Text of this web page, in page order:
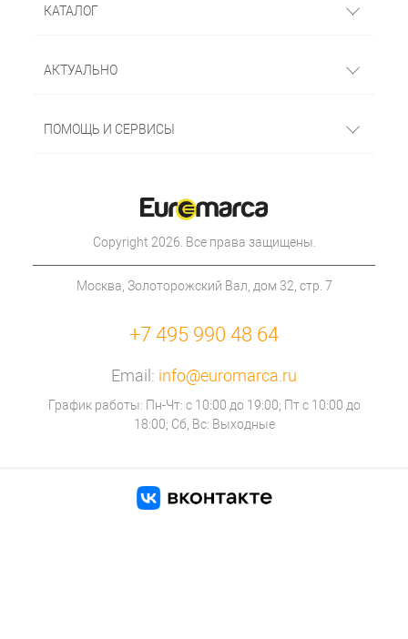
КАТАЛОГ
АКТУАЛЬНО
ПОМОЩЬ И СЕРВИСЫ
Copyright 2026. Все права защищены.
Москва, Золоторожский Вал, дом 32, стр. 7
+7 495 990 48 64
Email: info@euromarca.ru
График работы: Пн-Чт: с 10:00 до 19:00; Пт с 10:00 до
18:00; Сб, Вс: Выходные